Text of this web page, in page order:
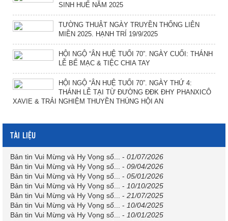
SINH HUẾ NĂM 2025
TƯỜNG THUẬT NGÀY TRUYỀN THỐNG LIÊN
MIỀN 2025. HẠNH TRÍ 19/9/2025
HỘI NGỘ “ÂN HUỆ TUỔI 70”. NGÀY CUỐI: THÁNH
LỄ BẾ MẠC & TIỆC CHIA TAY
HỘI NGỘ “ÂN HUỆ TUỔI 70”. NGÀY THỨ 4:
THÁNH LỄ TẠI TỪ ĐƯỜNG ĐĐK ĐHY PHANXICÔ
XAVIE & TRẢI NGHIỆM THUYỀN THÚNG HỘI AN
TÀI LIỆU
Bản tin Vui Mừng và Hy Vọng số... - 01/07/2026
Bản tin Vui Mừng và Hy Vọng số...
- 09/04/2026
Bản tin Vui Mừng và Hy Vọng số...
- 05/01/2026
Bản tin Vui Mừng và Hy Vọng số...
- 10/10/2025
Bản tin Vui Mừng và Hy Vọng số...
- 21/07/2025
Bản tin Vui Mừng và Hy Vọng số...
- 10/04/2025
Bản tin Vui Mừng và Hy Vọng số...
- 10/01/2025